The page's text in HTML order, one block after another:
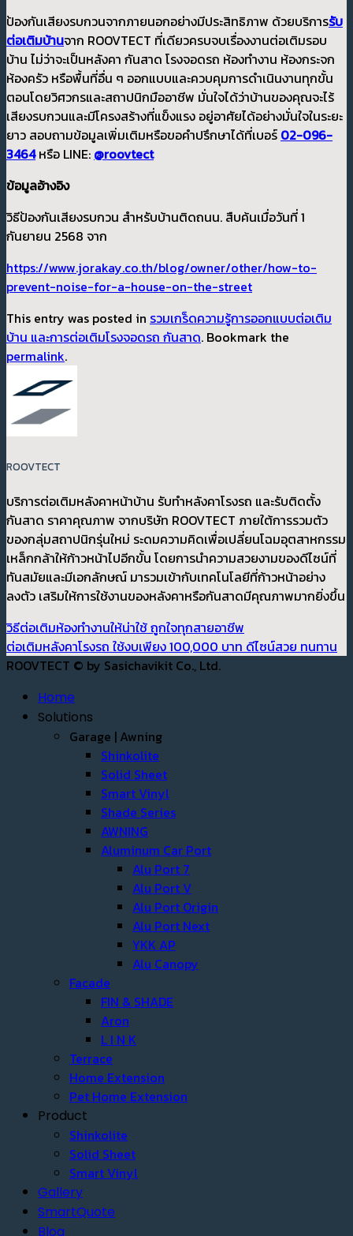
ป้องกันเสียงรบกวนจากภายนอกอย่างมีประสิทธิภาพ ด้วยบริการรับ
ต่อเติมบ้านจาก ROOVTECT ที่เดียวครบจบเรื่องงานต่อเติมรอบ
บ้าน ไม่ว่าจะเป็นหลังคา กันสาด โรงจอดรถ ห้องทำงาน ห้องกระจก
ห้องครัว หรือพื้นที่อื่น ๆ ออกแบบและควบคุมการดำเนินงานทุกขั้น
ตอนโดยวิศวกรและสถาปนิกมืออาชีพ มั่นใจได้ว่าบ้านของคุณจะไร้
เสียงรบกวนและมีโครงสร้างที่แข็งแรง อยู่อาศัยได้อย่างมั่นใจในระยะ
ยาว สอบถามข้อมูลเพิ่มเติมหรือขอคำปรึกษาได้ที่เบอร์ 02-096-
3464หรือ LINE: @roovtect
ข้อมูลอ้างอิง
วิธีป้องกันเสียงรบกวน สำหรับบ้านติดถนน. สืบค้นเมื่อวันที่ 1
กันยายน 2568 จาก
https://www.jorakay.co.th/blog/owner/other/how-to-
prevent-noise-for-a-house-on-the-street
This entry was posted in รวมเกร็ดความรู้การออกแบบต่อเติม
บ้าน และการต่อเติมโรงจอดรถ กันสาด. Bookmark the
permalink.
ROOVTECT
บริการต่อเติมหลังคาหน้าบ้าน รับทำหลังคาโรงรถ และรับติดตั้ง
กันสาด ราคาคุณภาพ จากบริษัท ROOVTECT ภายใต้การรวมตัว
ของกลุ่มสถาปนิกรุ่นใหม่ ระดมความคิดเพื่อเปลี่ยนโฉมอุตสาหกรรม
เหล็กกล้าให้ก้าวหน้าไปอีกขั้น โดยการนำความสวยงามของดีไซน์ที่
ทันสมัยและมีเอกลักษณ์ มารวมเข้ากับเทคโนโลยีที่ก้าวหน้าอย่าง
ลงตัว เสริมให้การใช้งานของหลังคาหรือกันสาดมีคุณภาพมากยิ่งขึ้น
วิธีต่อเติมห้องทำงานให้น่าใช้ ถูกใจทุกสายอาชีพ
ต่อเติมหลังคาโรงรถ ใช้งบเพียง 100,000 บาท ดีไซน์สวย ทนทาน
ROOVTECT © by Sasichavikit Co., Ltd.
Home
Solutions
Garage | Awning
Shinkolite
Solid Sheet
Smart Vinyl
Shade Series
AWNING
Aluminum Car Port
Alu Port 7
Alu Port V
Alu Port Origin
Alu Port Next
YKK AP
Alu Canopy
Facade
FIN & SHADE
Aron
L I N K
Terrace
Home Extension
Pet Home Extension
Product
Shinkolite
Solid Sheet
Smart Vinyl
Gallery
SmartQuote
Blog